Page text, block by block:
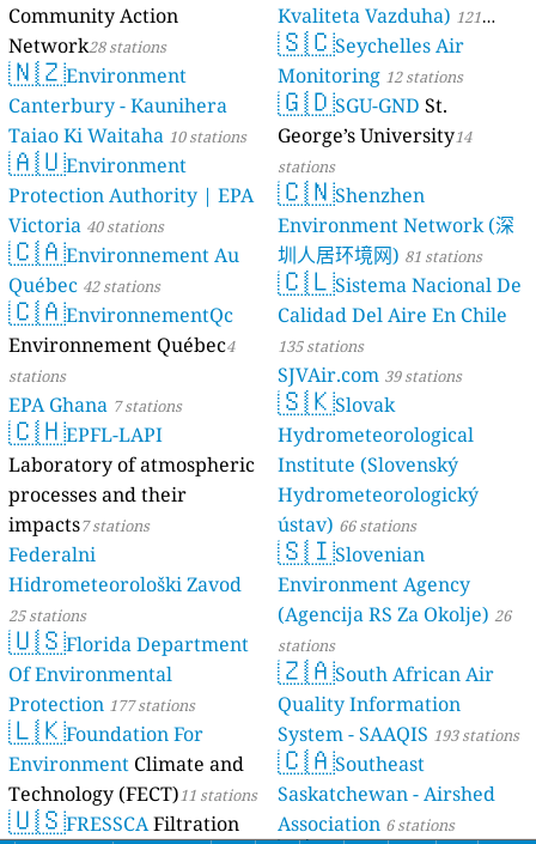
Community Action
Network28 stations
🇳🇿Environment
Canterbury - Kaunihera
Taiao Ki Waitaha 10 stations
🇦🇺Environment
Protection Authority | EPA
Victoria 40 stations
🇨🇦Environnement Au
Québec 42 stations
🇨🇦EnvironnementQc
Environnement Québec4
stations
EPA Ghana 7 stations
🇨🇭EPFL-LAPI
Laboratory of atmospheric
processes and their
impacts7 stations
Federalni
Hidrometeorološki Zavod
25 stations
🇺🇸Florida Department
Of Environmental
Protection 177 stations
🇱🇰Foundation For
Environment Climate and
Technology (FECT)11 stations
🇺🇸FRESSCAFiltration
Kvaliteta Vazduha) 121
stations
🇸🇨Seychelles Air
Monitoring 12 stations
🇬🇩SGU-GND St.
George’s University14
stations
🇨🇳Shenzhen
Environment Network (深
圳人居环境网) 81 stations
🇨🇱Sistema Nacional De
Calidad Del Aire En Chile
135 stations
SJVAir.com 39 stations
🇸🇰Slovak
Hydrometeorological
Institute (Slovenský
Hydrometeorologický
ústav) 66 stations
🇸🇮Slovenian
Environment Agency
(Agencija RS Za Okolje) 26
stations
🇿🇦South African Air
Quality Information
System - SAAQIS 193 stations
🇨🇦Southeast
Saskatchewan - Airshed
Association 6 stations